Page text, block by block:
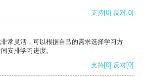
支持[0] 反对[0]
常灵活，可以根据自己的需求选择学习方
安排学习进度。
支持[0] 反对[0]